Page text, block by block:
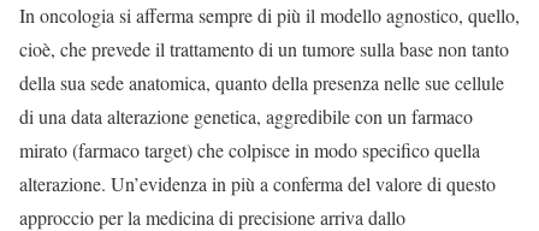
In oncologia si afferma sempre di più il modello agnostico, quello,
cioè, che prevede il trattamento di un tumore sulla base non tanto
della sua sede anatomica, quanto della presenza nelle sue cellule
di una data alterazione genetica, aggredibile con un farmaco
mirato (farmaco target) che colpisce in modo specifico quella
alterazione. Un’evidenza in più a conferma del valore di questo
approccio per la medicina di precisione arriva dallo